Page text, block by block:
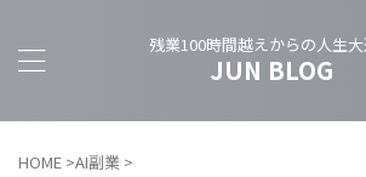
残業100時間越えからの人生
JUN BLOG
HOME >AI副業 >